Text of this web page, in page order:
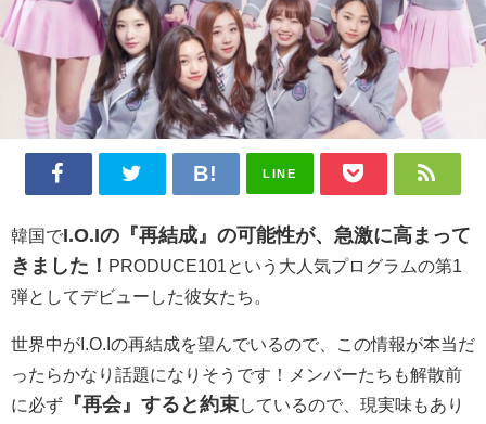
LINE
韓国でI.O.Iの『再結成』の可能性が、急激に高まって
きました！ PRODUCE101という大人気プログラムの第1
弾としてデビューした彼女たち。
世界中がI.O.Iの再結成を望んでいるので、この情報が本当だ
ったらかなり話題になりそうです！メンバーたちも解散前
に必ず 『再会』すると約束しているので、現実味もあり